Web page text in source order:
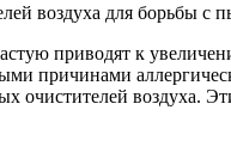
воздуха для борьбы с
приводят к
причинами
воздуха.